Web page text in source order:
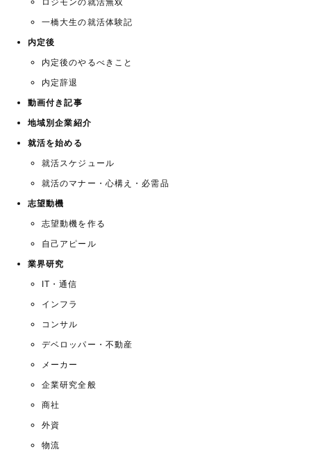
ロジモンの就活無双
一橋大生の就活体験記
内定後
内定後のやるべきこと
内定辞退
動画付き記事
地域別企業紹介
就活を始める
就活スケジュール
就活のマナー・心構え・必需品
志望動機
志望動機を作る
自己アピール
業界研究
IT・通信
インフラ
コンサル
デベロッパー・不動産
メーカー
企業研究全般
商社
外資
物流